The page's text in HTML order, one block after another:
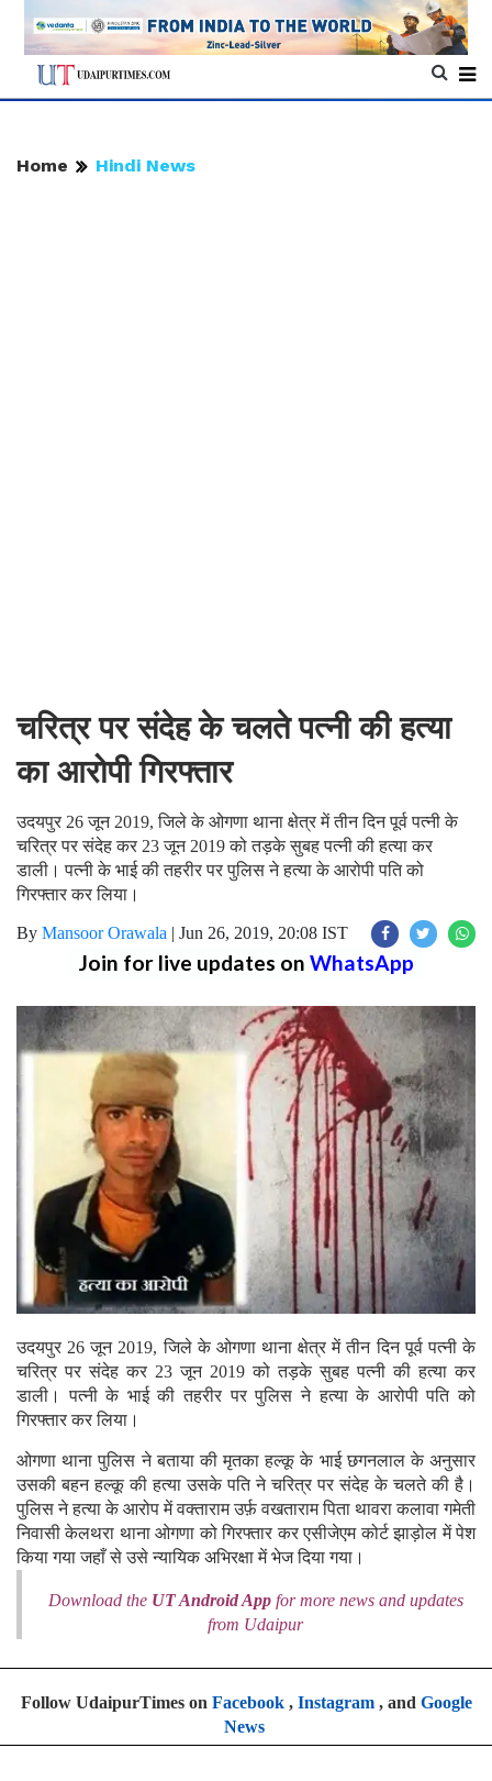
Home Hindi News
चरित्र पर संदेह के चलते पत्नी की हत्या
का आरोपी गिरफ्तार
उदयपुर 26 जून 2019, जिले के ओगणा थाना क्षेत्र में तीन दिन पूर्व पत्नी के
चरित्र पर संदेह कर 23 जून 2019 को तड़के सुबह पत्नी की हत्या कर
डाली। पत्नी के भाई की तहरीर पर पुलिस ने हत्या के आरोपी पति को
गिरफ्तार कर लिया।
By Mansoor Orawala | Jun 26, 2019, 20:08 IST
Join for live updates on WhatsApp
उदयपुर 26 जून 2019, जिले के ओगणा थाना क्षेत्र में तीन दिन पूर्व पत्नी के
चरित्र पर संदेह कर 23 जून 2019 को तड़के सुबह पत्नी की हत्या कर
डाली। पत्नी के भाई की तहरीर पर पुलिस ने हत्या के आरोपी पति को
गिरफ्तार कर लिया।
ओगणा थाना पुलिस ने बताया की मृतका हल्कू के भाई छगनलाल के अनुसार
उसकी बहन हल्कू की हत्या उसके पति ने चरित्र पर संदेह के चलते की है।
पुलिस ने हत्या के आरोप में वक्ताराम उर्फ़ वखताराम पिता थावरा कलावा गमेती
निवासी केलथरा थाना ओगणा को गिरफ्तार कर एसीजेएम कोर्ट झाड़ोल में पेश
किया गया जहाँ से उसे न्यायिक अभिरक्षा में भेज दिया गया।
Download the UT Android Appfor more news and updates
from Udaipur
Follow UdaipurTimes on Facebook, Instagram, and Google
News